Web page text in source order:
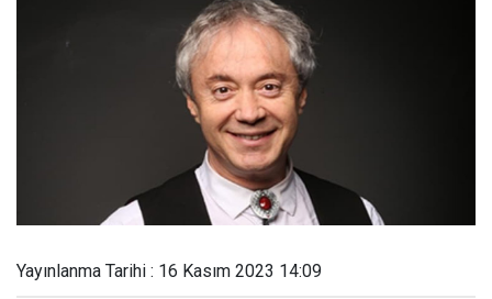
Yayınlanma Tarihi : 16 Kasım 2023 14:09